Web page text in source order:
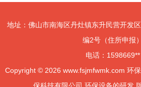
地址：佛山市南海区丹灶镇东升民营开发
编2号（住所申报）
电话：1598669**
Copyright © 2026 www.fsjmfwmk.com 环